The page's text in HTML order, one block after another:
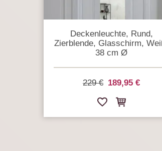
Deckenleuchte, Rund,
Zierblende, Glasschirm,
38 cm Ø
229 € 189,95 €